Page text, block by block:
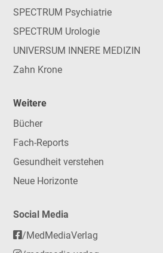
SPECTRUM Psychiatrie
SPECTRUM Urologie
UNIVERSUM INNERE MEDIZIN
Zahn Krone
Weitere
Bücher
Fach-Reports
Gesundheit verstehen
Neue Horizonte
Social Media
/MedMediaVerlag